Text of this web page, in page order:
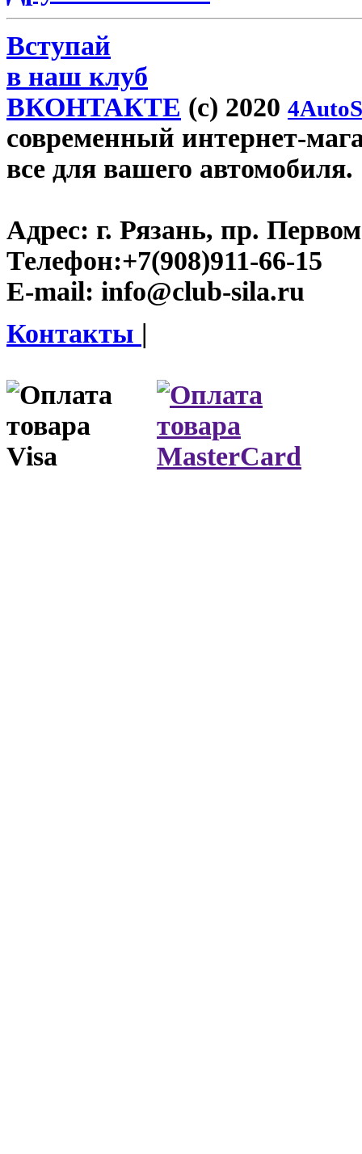
Вступай
в наш клуб
ВКОНТАКТЕ (c) 2020
современный интернет-
все для вашего автомобиля.
Адрес: г. Рязань, пр.
Телефон:+7(908)911-66-15
E-mail: info@club-sila.ru
Контакты |